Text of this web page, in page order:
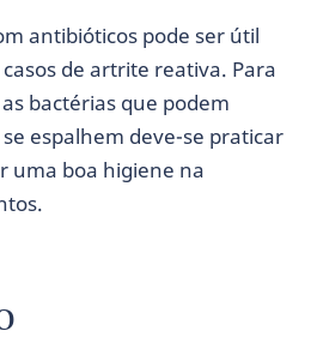
antibióticos pode ser útil
de artrite reativa. Para
bactérias que podem
espalhem deve-se praticar
uma boa higiene na